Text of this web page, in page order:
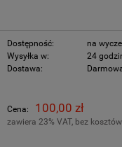
Dostępność:
na
Wysyłka w:
24
Dostawa:
Cena: 100,00 zł
zawiera 23% VAT, bez